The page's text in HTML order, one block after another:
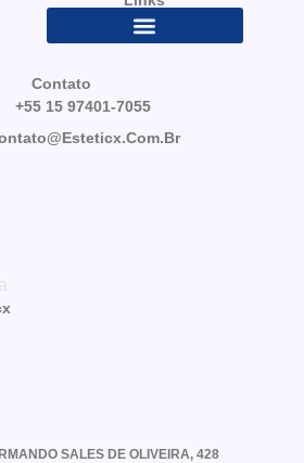
Contato
+55 15 97401-7055
SALES DE OLIVEIRA, 428